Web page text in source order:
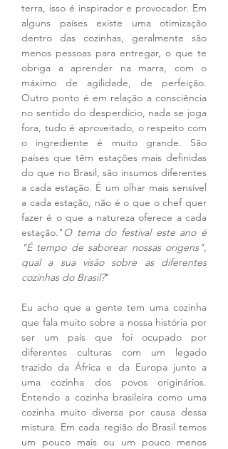
terra, isso é inspirador e provocador. Em
alguns países existe uma otimização
dentro das cozinhas, geralmente são
menos pessoas para entregar, o que te
obriga a aprender na marra, com o
máximo de agilidade, de perfeição.
Outro ponto é em relação a consciência
no sentido do desperdício, nada se joga
fora, tudo é aproveitado, o respeito com
o ingrediente é muito grande. São
países que têm estações mais definidas
do que no Brasil, são insumos diferentes
a cada estação. É um olhar mais sensível
a cada estação, não é o que o chef quer
fazer é o que a natureza oferece a cada
estação."O tema do festival este ano é
"É tempo de saborear nossas origens",
qual a sua visão sobre as diferentes
cozinhas do Brasil?"
Eu acho que a gente tem uma cozinha
que fala muito sobre a nossa história por
ser um país que foi ocupado por
diferentes culturas com um legado
trazido da África e da Europa junto a
uma cozinha dos povos originários.
Entendo a cozinha brasileira como uma
cozinha muito diversa por causa dessa
mistura. Em cada região do Brasil temos
um pouco mais ou um pouco menos